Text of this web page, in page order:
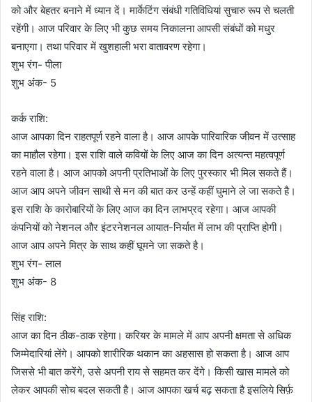
को और बेहतर बनाने में ध्यान दें। मार्केटिंग संबंधी गतिविधियां सुचारु रूप से चलती
रहेंगी। आज परिवार के लिए भी कुछ समय निकालना आपसी संबंधों को मधुर
बनाएगा। तथा परिवार में खुशहाली भरा वातावरण रहेगा।
शुभ रंग- पीला
शुभ अंक- 5
कर्क राशि:
आज आपका दिन राहतपूर्ण रहने वाला है। आज आपके पारिवारिक जीवन में उत्साह
का माहौल रहेगा। इस राशि वाले कवियों के लिए आज का दिन अत्यन्त महत्वपूर्ण
रहने वाला है। आज आपको अपनी प्रतिभाओं के लिए पुरस्कार भी मिल सकते हैं।
आज आप अपने जीवन साथी से मन की बात कर उन्हें कहीं घुमाने ले जा सकते है।
इस राशि के कारोबारियों के लिए आज का दिन लाभप्रद रहेगा। आज आपकी
कंपनियों को नेशनल और इंटरनेशनल आयात-निर्यात में लाभ की प्राप्ति होगी।
आज आप अपने मित्र के साथ कहीं घूमने जा सकते है।
शुभ रंग- लाल
शुभ अंक- 8
सिंह राशि:
आज का दिन ठीक-ठाक रहेगा। करियर के मामले में आप अपनी क्षमता से अधिक
जिम्मेदारियां लेंगे। आपको शारीरिक थकान का अहसास हो सकता है। आज आप
जिससे भी बात करेंगे, उसे अपनी राय से सहमत कर देंगे। किसी खास मामले को
लेकर आपकी सोच बदल सकती है। आज आपका खर्च बढ़ सकता है इसलिये सिर्फ़